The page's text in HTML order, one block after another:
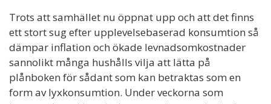
Trots att samhället nu öppnat upp och att det finns
ett stort sug efter upplevelsebaserad konsumtion så
dämpar inflation och ökade levnadsomkostnader
sannolikt många hushålls vilja att lätta på
plånboken för sådant som kan betraktas som en
form av lyxkonsumtion. Under veckorna som